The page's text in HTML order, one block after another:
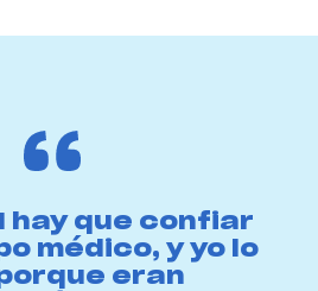
hay que confiar
médico, y yo lo
eran